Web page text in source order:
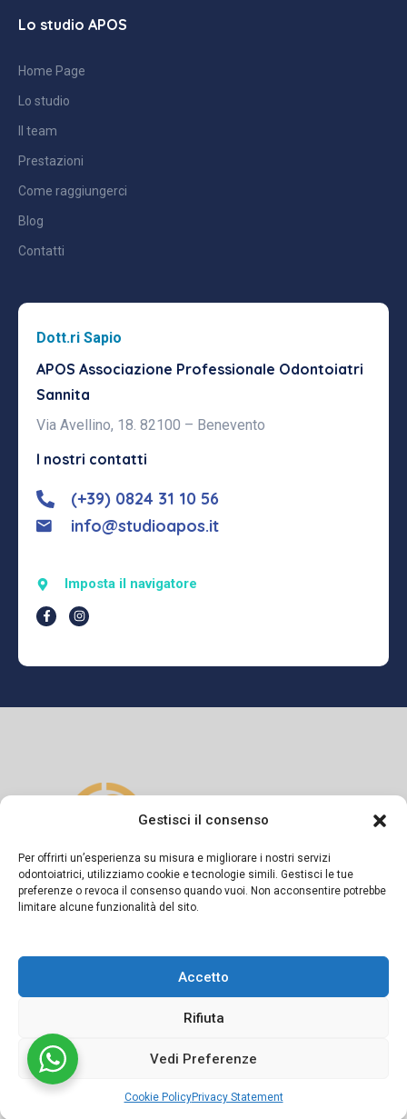
Gestisci il consenso
Per offrirti un’esperienza su misura e migliorare i nostri servizi
odontoiatrici, utilizziamo cookie e tecnologie simili. Gestisci le tue
preferenze o revoca il consenso quando vuoi. Non acconsentire potrebbe
limitare alcune funzionalità del sito.
Accetto
Rifiuta
Vedi Preferenze
Cookie PolicyPrivacy Statement
Lo studio APOS
Home Page
Lo studio
Il team
Prestazioni
Come raggiungerci
Blog
Contatti
Dott.ri Sapio
APOS Associazione Professionale Odontoiatri
Sannita
Via Avellino, 18. 82100 – Benevento
I nostri contatti
(+39) 0824 31 10 56
info@studioapos.it
Imposta il navigatore
Si dichiara sotto la propria responsabilità che il presente
previsto dagli artt. 55-56-57 del Codice di Deontologia
Medica e dalla Linea Guida del FNOMCeO.
©2024 Studio dentistico APOS Dott.ri Sapio | Powered by